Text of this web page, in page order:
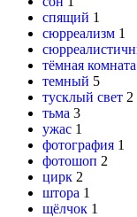
спящий 1
сюрреализм 1
тёмная комната
темный 5
тусклый свет 2
тьма 3
ужас 1
фотография 1
фотошоп 2
цирк 2
штора 1
щёлчок 1